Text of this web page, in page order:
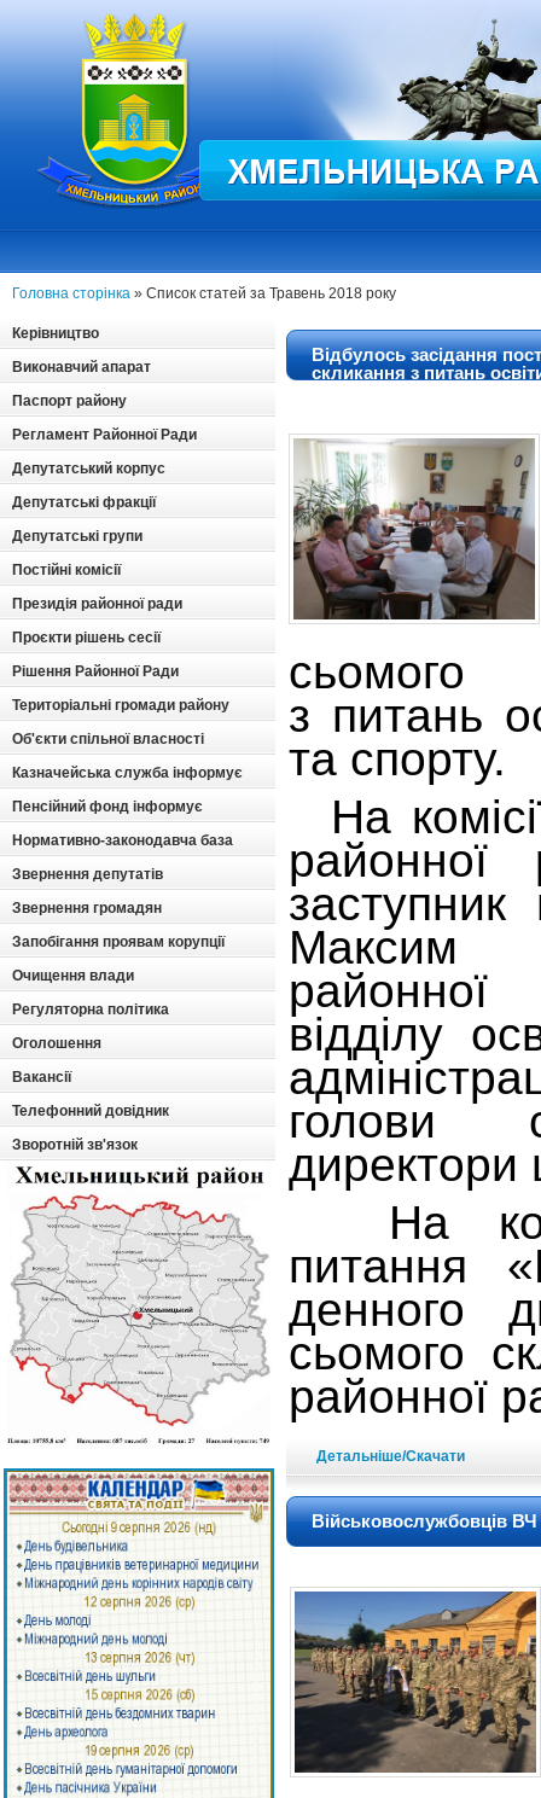
Головна сторінка » Список статей за Травень 2018 року
Керівництво
Виконавчий апарат
Паспорт району
Регламент Районної Ради
Депутатський корпус
Депутатські фракції
Депутатські групи
Постійні комісії
Президія районної ради
Проєкти рішень сесії
Рішення Районної Ради
Територіальні громади району
Об'єкти спільної власності
Казначейська служба інформує
Пенсійний фонд інформує
Нормативно-законодавча база
Звернення депутатів
Звернення громадян
Запобігання проявам корупції
Очищення влади
Регуляторна політика
Оголошення
Вакансії
Телефонний довідник
Зворотній зв'язок
Відбулось засідання
скликання з питань
з питань
та спорту.
На
Максим
відділу
голови
директори
На
питання
денного
сьомого
районної
Детальніше/Скачати
Військовослужбовців ВЧ